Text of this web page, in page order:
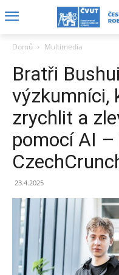
Domů Multimedia
Bratři
výzkumníci,
zrychlit a
pomocí AI
23.4.2025